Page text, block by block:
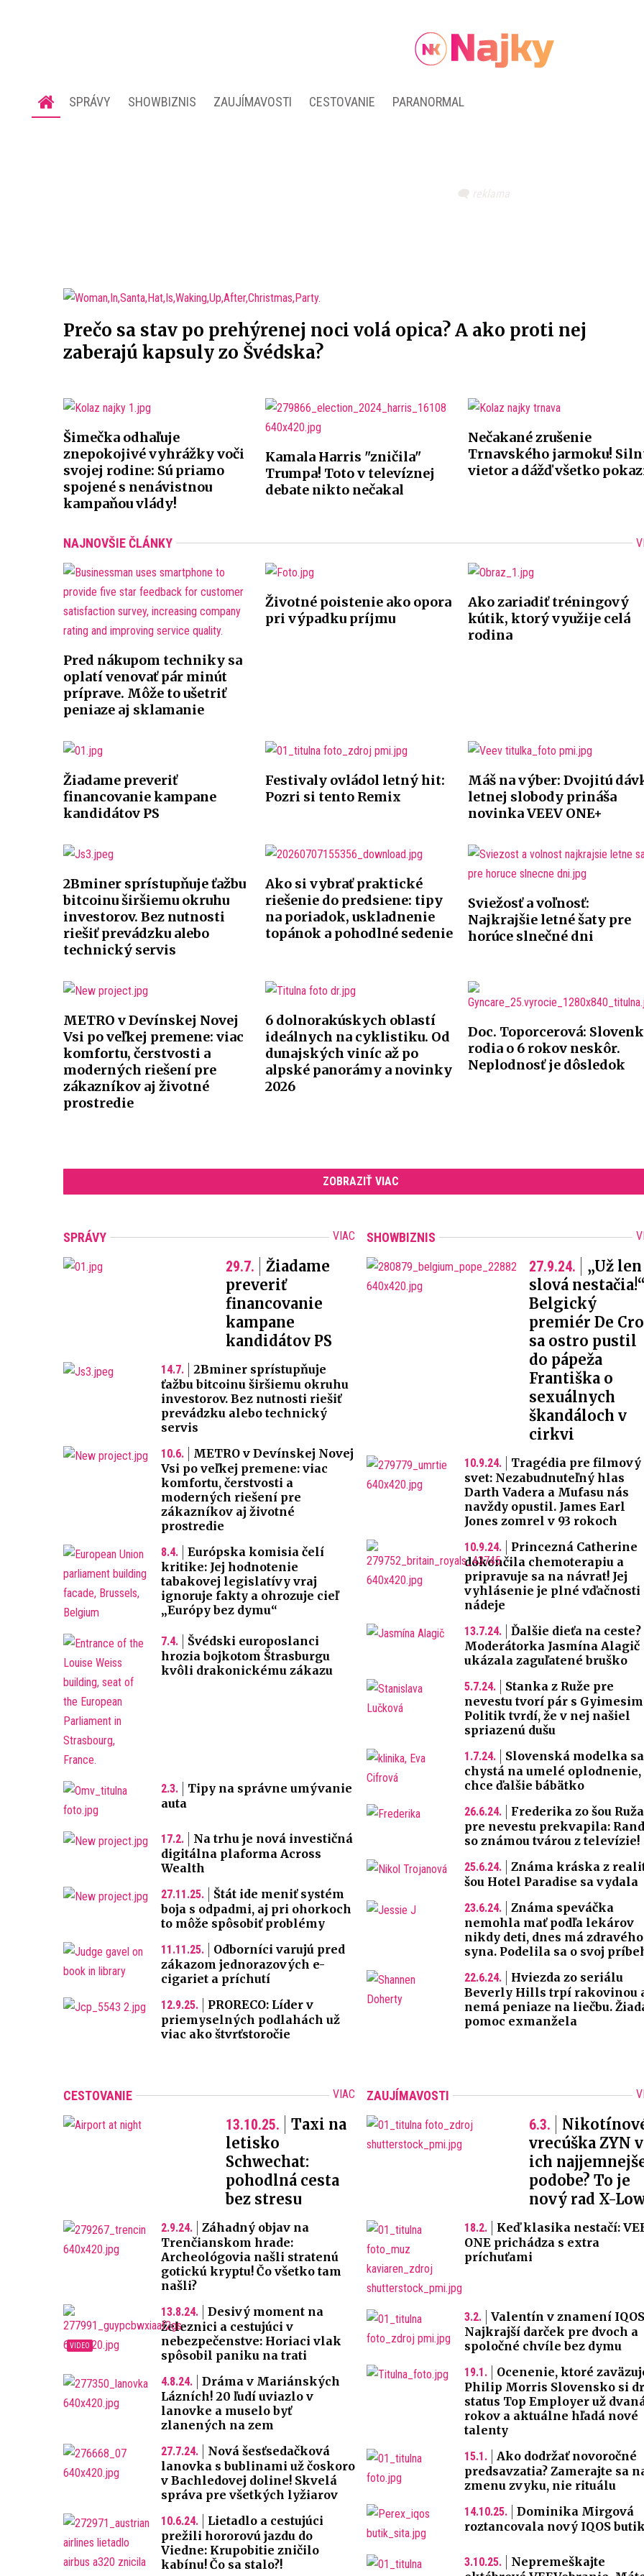
SPRÁVY SHOWBIZNIS ZAUJÍMAVOSTI CESTOVANIE PARANORMAL
Prečo sa stav po prehýrenej noci volá opica? A ako proti nej
zaberajú kapsuly zo Švédska?
Šimečka odhaľuje
znepokojivé vyhrážky voči
svojej rodine: Sú priamo
spojené s nenávistnou
kampaňou vlády!
Kamala Harris "zničila"
Trumpa! Toto v televíznej
debate nikto nečakal
Nečakané zrušenie
Trnavského jarmoku!
vietor a dážď všetko
NAJNOVŠIE ČLÁNKY
Pred nákupom techniky sa
oplatí venovať pár minút
príprave. Môže to ušetriť
peniaze aj sklamanie
Životné poistenie ako opora
pri výpadku príjmu
Ako zariadiť tréningový
kútik, ktorý využije celá
rodina
Žiadame preveriť
financovanie kampane
kandidátov PS
Festivaly ovládol letný hit:
Pozri si tento Remix
Máš na výber: Dvojitú
letnej slobody prináša
novinka VEEV ONE+
2Bminer sprístupňuje ťažbu
bitcoinu širšiemu okruhu
investorov. Bez nutnosti
riešiť prevádzku alebo
technický servis
Ako si vybrať praktické
riešenie do predsiene: tipy
na poriadok, uskladnenie
topánok a pohodlné sedenie
Sviežosť a voľnosť:
Najkrajšie letné šaty pre
horúce slnečné dni
METRO v Devínskej Novej
Vsi po veľkej premene: viac
komfortu, čerstvosti a
moderných riešení pre
zákazníkov aj životné
prostredie
6 dolnorakúskych oblastí
ideálnych na cyklistiku. Od
dunajských viníc až po
alpské panorámy a novinky
2026
Doc. Toporcerová:
rodia o 6 rokov neskôr.
Neplodnosť je dôsledok
ZOBRAZIŤ VIAC
SPRÁVY VIAC
29.7.
Žiadame
preveriť
financovanie
kampane
kandidátov PS
14.7.
2Bminer sprístupňuje
ťažbu bitcoinu širšiemu okruhu
investorov. Bez nutnosti riešiť
prevádzku alebo technický
servis
10.6.
METRO v Devínskej Novej
Vsi po veľkej premene: viac
komfortu, čerstvosti a
moderných riešení pre
zákazníkov aj životné
prostredie
8.4.
Európska komisia čelí
kritike: Jej hodnotenie
tabakovej legislatívy vraj
ignoruje fakty a ohrozuje cieľ
„Európy bez dymu“
7.4.
Švédski europoslanci
hrozia bojkotom Štrasburgu
kvôli drakonickému zákazu
2.3.
Tipy na správne umývanie
auta
17.2.
Na trhu je nová investičná
digitálna plaforma Across
Wealth
27.11.25.
Štát ide meniť systém
boja s odpadmi, aj pri ohorkoch
to môže spôsobiť problémy
11.11.25.
Odborníci varujú pred
zákazom jednorazových e-
cigariet a príchutí
12.9.25.
PRORECO: Líder v
priemyselných podlahách už
viac ako štvrťstoročie
SHOWBIZNIS
27.9.24.
„Už len
slová
Belgický
premiér De
sa ostro pustil
do pápeža
Františka o
sexuálnych
škandáloch v
cirkvi
10.9.24.
Tragédia pre filmový
svet: Nezabudnuteľný hlas
Darth Vadera a Mufasu nás
navždy opustil. James Earl
Jones zomrel v 93 rokoch
10.9.24.
Princezná Catherine
dokončila chemoterapiu a
pripravuje sa na návrat! Jej
vyhlásenie je plné vďačnosti
nádeje
13.7.24.
Ďalšie dieťa na ceste?
Moderátorka Jasmína Alagič
ukázala zaguľatené bruško
5.7.24.
Stanka z Ruže pre
nevestu tvorí pár s
Politik tvrdí, že v nej našiel
spriazenú dušu
1.7.24.
Slovenská modelka sa
chystá na umelé oplodnenie,
chce ďalšie bábätko
26.6.24.
Frederika zo šou Ruža
pre nevestu prekvapila:
so známou tvárou z televízie!
25.6.24.
Známa kráska z
šou Hotel Paradise sa vydala
23.6.24.
Známa speváčka
nemohla mať podľa lekárov
nikdy deti, dnes má zdravého
syna. Podelila sa o svoj
22.6.24.
Hviezda zo seriálu
Beverly Hills trpí rakovinou
nemá peniaze na liečbu.
pomoc exmanžela
CESTOVANIE VIAC
13.10.25.
Taxi na
letisko
Schwechat:
pohodlná cesta
bez stresu
2.9.24.
Záhadný objav na
Trenčianskom hrade:
Archeológovia našli stratenú
gotickú kryptu! Čo všetko tam
našli?
13.8.24.
Desivý moment na
železnici a cestujúci v
nebezpečenstve: Horiaci vlak
spôsobil paniku na trati
4.8.24.
Dráma v Mariánských
Lázních! 20 ľudí uviazlo v
lanovke a muselo byť
zlanených na zem
27.7.24.
Nová šesťsedačková
lanovka s bublinami už čoskoro
v Bachledovej doline! Skvelá
správa pre všetkých lyžiarov
10.6.24.
Lietadlo a cestujúci
prežili hororovú jazdu do
Viedne: Krupobitie zničilo
kabínu! Čo sa stalo?!
ZAUJÍMAVOSTI
6.3.
vrecúška ZYN v
ich
podobe? To je
nový rad X-
18.2.
Keď klasika nestačí:
ONE prichádza s extra
príchuťami
3.2.
Valentín v znamení
Najkrajší darček pre dvoch a
spoločné chvíle bez dymu
19.1.
Ocenenie, ktoré
Philip Morris Slovensko si
status Top Employer už
rokov a aktuálne hľadá nové
talenty
15.1.
Ako dodržať novoročné
predsavzatia? Zamerajte sa
zmenu zvyku, nie rituálu
14.10.25.
Dominika Mirgová
roztancovala nový IQOS
3.10.25.
Nepremeškajte